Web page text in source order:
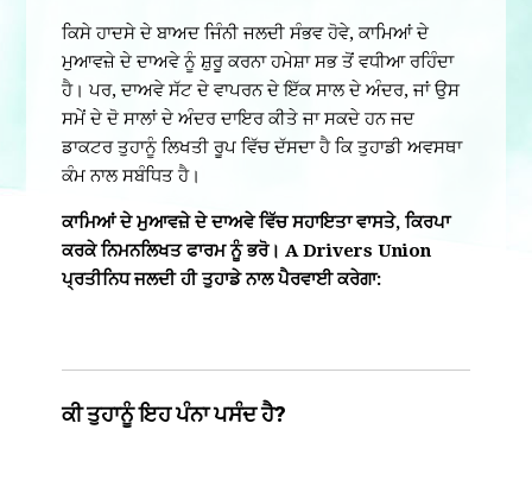
ਕਿਸੇ ਹਾਦਸੇ ਦੇ ਬਾਅਦ ਜਿੰਨੀ ਜਲਦੀ ਸੰਭਵ ਹੋਵੇ, ਕਾਮਿਆਂ ਦੇ
ਮੁਆਵਜ਼ੇ ਦੇ ਦਾਅਵੇ ਨੂੰ ਸ਼ੁਰੂ ਕਰਨਾ ਹਮੇਸ਼ਾ ਸਭ ਤੋਂ ਵਧੀਆ ਰਹਿੰਦਾ
ਹੈ। ਪਰ, ਦਾਅਵੇ ਸੱਟ ਦੇ ਵਾਪਰਨ ਦੇ ਇੱਕ ਸਾਲ ਦੇ ਅੰਦਰ, ਜਾਂ ਉਸ
ਸਮੇਂ ਦੇ ਦੋ ਸਾਲਾਂ ਦੇ ਅੰਦਰ ਦਾਇਰ ਕੀਤੇ ਜਾ ਸਕਦੇ ਹਨ ਜਦ
ਡਾਕਟਰ ਤੁਹਾਨੂੰ ਲਿਖਤੀ ਰੂਪ ਵਿੱਚ ਦੱਸਦਾ ਹੈ ਕਿ ਤੁਹਾਡੀ ਅਵਸਥਾ
ਕੰਮ ਨਾਲ ਸਬੰਧਿਤ ਹੈ।
ਕਾਮਿਆਂ ਦੇ ਮੁਆਵਜ਼ੇ ਦੇ ਦਾਅਵੇ ਵਿੱਚ ਸਹਾਇਤਾ ਵਾਸਤੇ, ਕਿਰਪਾ
ਕਰਕੇ ਨਿਮਨਲਿਖਤ ਫਾਰਮ ਨੂੰ ਭਰੋ। A Drivers Union
ਪ੍ਰਤੀਨਿਧ ਜਲਦੀ ਹੀ ਤੁਹਾਡੇ ਨਾਲ ਪੈਰਵਾਈ ਕਰੇਗਾ:
ਕੀ ਤੁਹਾਨੂੰ ਇਹ ਪੰਨਾ ਪਸੰਦ ਹੈ?